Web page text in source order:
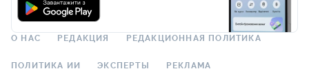
О НАС РЕДАКЦИЯ РЕДАКЦИОННАЯ ПОЛИТИКА
ПОЛИТИКА ИИ ЭКСПЕРТЫ РЕКЛАМА